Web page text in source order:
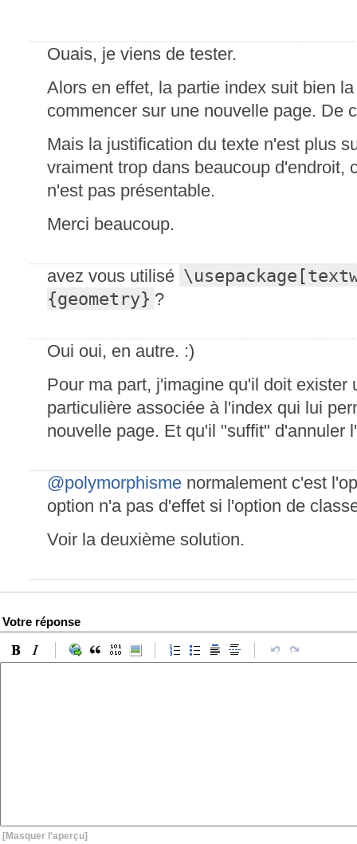
Ouais, je viens de tester.
Alors en effet, la partie index suit bien
commencer sur une nouvelle page. De
Mais la justification du texte n'est plus
vraiment trop dans beaucoup d'endroit,
n'est pas présentable.
Merci beaucoup.
avez vous utilisé
{geometry} ?
Oui oui, en autre. :)
Pour ma part, j'imagine qu'il doit exister
particulière associée à l'index qui lui
nouvelle page. Et qu'il "suffit" d'annuler
@polymorphisme normalement c'est
option n'a pas d'effet si l'option de
Voir la deuxième solution.
Votre réponse
[Masquer l'aperçu]